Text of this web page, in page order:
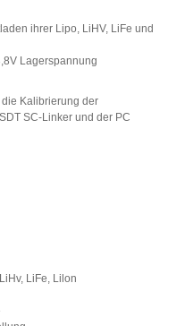
ihrer Lipo, LiHV, LiFe und
Lagerspannung
Kalibrierung der
SC-Linker und der PC
LiFe, Lilon